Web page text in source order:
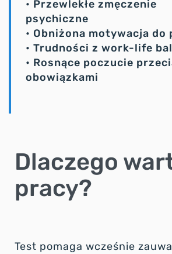
• Przewlekłe zmęczenie
psychiczne
• Obniżona motywacja do
• Trudności z work-life
• Rosnące poczucie
obowiązkami
Dlaczego
pracy?
Test pomaga wcześnie